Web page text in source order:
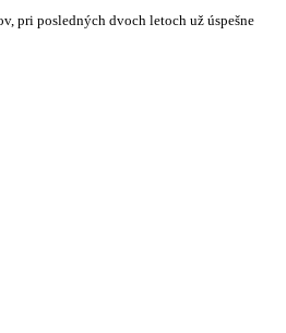
pri posledných dvoch letoch už úspešne